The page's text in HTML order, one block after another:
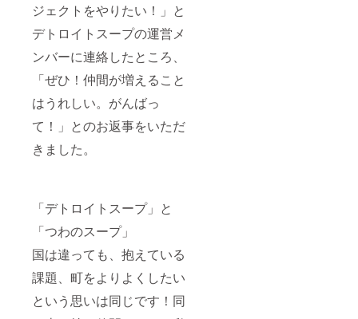
ジェクトをやりたい！」と
デトロイトスープの運営メ
ンバーに連絡したところ、
「ぜひ！仲間が増えること
はうれしい。がんばっ
て！」とのお返事をいただ
きました。
「デトロイトスープ」と
「つわのスープ」
国は違っても、抱えている
課題、町をよりよくしたい
という思いは同じです！同